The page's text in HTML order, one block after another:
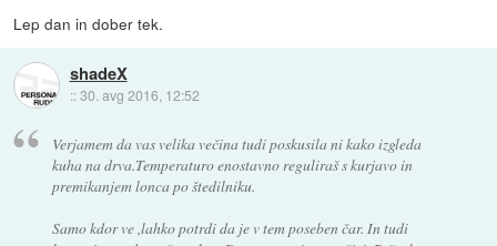
Lep dan in dober tek.
shadeX
::30. avg 2016, 12:52
Verjamem da vas velika večina tudi poskusila ni kako izgleda
kuha na drva.Temperaturo enostavno reguliraš s kurjavo in
premikanjem lonca po štedilniku.
Samo kdor ve ,lahko potrdi da je v tem poseben čar. In tudi